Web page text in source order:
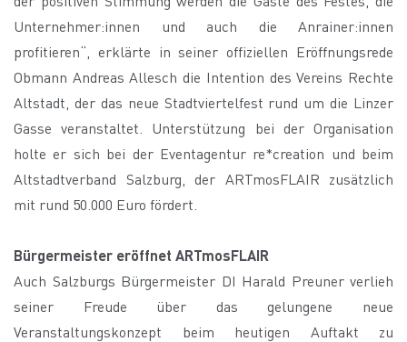
Unternehmer:innen und auch die Anrainer:innen
profitieren“, erklärte in seiner offiziellen Eröffnungsrede
Obmann Andreas Allesch die Intention des Vereins Rechte
Altstadt, der das neue Stadtviertelfest rund um die Linzer
Gasse veranstaltet. Unterstützung bei der Organisation
holte er sich bei der Eventagentur re*creation und beim
Altstadtverband Salzburg, der ARTmosFLAIR zusätzlich
mit rund 50.000 Euro fördert.
Bürgermeister eröffnet ARTmosFLAIR
Auch Salzburgs Bürgermeister DI Harald Preuner verlieh
seiner Freude über das gelungene neue
Veranstaltungskonzept beim heutigen Auftakt zu